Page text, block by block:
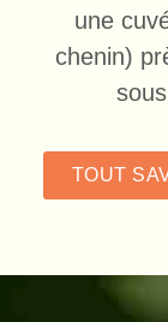
une
chenin)
TOUT